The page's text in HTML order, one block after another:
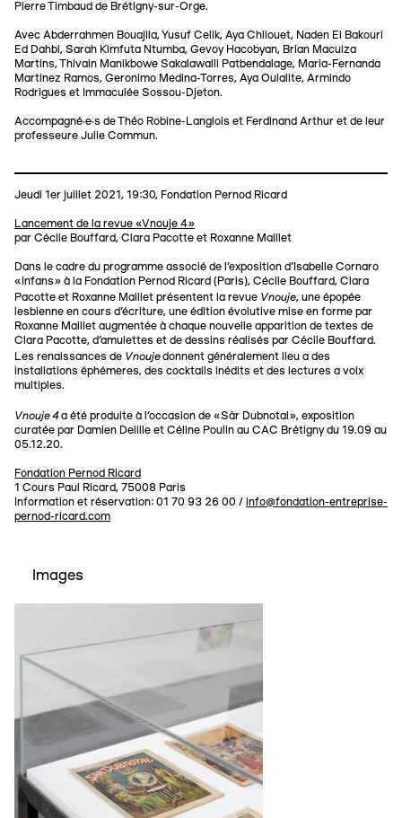
Pierre Timbaud de Brétigny-sur-Orge.
Avec Abderrahmen Bouajila, Yusuf Celik, Aya Chliouet, Naden El Bakouri
Ed Dahbi, Sarah Kimfuta Ntumba, Gevoy Hacobyan, Brian Macuiza
Martins, Thivain Manikbowe Sakalawalli Patbendalage, Maria-Fernanda
Martinez Ramos, Geronimo Medina-Torres, Aya Oulalite, Armindo
Rodrigues et Immaculée Sossou-Djeton.
Accompagné·e·s de Théo Robine-Langlois et Ferdinand Arthur et de leur
professeure Julie Commun.
Jeudi 1er juillet 2021, 19:30, Fondation Pernod Ricard
Lancement de la revue «Vnouje 4»
par Cécile Bouffard, Clara Pacotte et Roxanne Maillet
Dans le cadre du programme associé de l’exposition d’Isabelle Cornaro
«Infans» à la Fondation Pernod Ricard (Paris), Cécile Bouffard, Clara
Pacotte et Roxanne Maillet présentent la revue Vnouje, une épopée
lesbienne en cours d’écriture, une édition évolutive mise en forme par
Roxanne Maillet augmentée à chaque nouvelle apparition de textes de
Clara Pacotte, d’amulettes et de dessins réalisés par Cécile Bouffard.
Les renaissances de Vnoujedonnent généralement lieu a des
installations éphémeres, des cocktails inédits et des lectures a voix
multiples.
Vnouje 4a été produite à l’occasion de «Sâr Dubnotal», exposition
curatée par Damien Delille et Céline Poulin au CAC Brétigny du 19.09 au
05.12.20.
Fondation Pernod Ricard
1 Cours Paul Ricard, 75008 Paris
Information et réservation: 01 70 93 26 00 / info@fondation-entreprise-
pernod-ricard.com
Images